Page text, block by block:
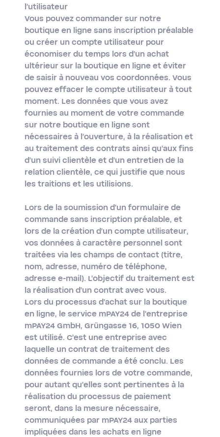
l'utilisateur
Vous pouvez commander sur notre
boutique en ligne sans inscription préalable
ou créer un compte utilisateur pour
économiser du temps lors d'un achat
ultérieur sur la boutique en ligne et éviter
de saisir à nouveau vos coordonnées. Vous
pouvez effacer le compte utilisateur à tout
moment. Les données que vous avez
fournies au moment de votre commande
sur notre boutique en ligne sont
nécessaires à l'ouverture, à la réalisation et
au traitement des contrats ainsi qu'aux fins
d'un suivi clientèle et d'un entretien de la
relation clientèle, ce qui justifie que nous
les traitions et les utilisions.
Lors de la soumission d'un formulaire de
commande sans inscription préalable, et
lors de la création d'un compte utilisateur,
vos données à caractère personnel sont
traitées via les champs de contact (titre,
nom, adresse, numéro de téléphone,
adresse e-mail). L'objectif du traitement est
la réalisation d'un contrat avec vous.
Lors du processus d'achat sur la boutique
en ligne, le service mPAY24 de l'entreprise
mPAY24 GmbH, Grüngasse 16, 1050 Wien
est utilisé. C'est une entreprise avec
laquelle un contrat de traitement des
données de commande a été conclu. Les
données fournies lors de votre commande,
pour autant qu'elles sont pertinentes à la
réalisation du processus de paiement
seront, dans la mesure nécessaire,
communiquées par mPAY24 aux parties
impliquées dans les achats en ligne